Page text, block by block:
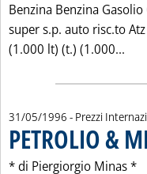
Benzina Benzina
super s.p. auto risc.to
(1.000 lt) (t.) (1.000...
31/05/1996 - Prezzi
PETROLIO &
* di Piergiorgio Minas *